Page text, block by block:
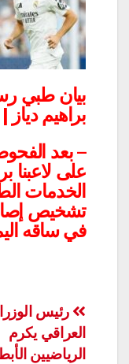
بيان طبي
براهيم دياز |
– بعد
على لاعبنا
الخدمات
تشخيص
في ساقه
تصفّح
المقالات
رئيس
العراقي يكرم
الرياضيين